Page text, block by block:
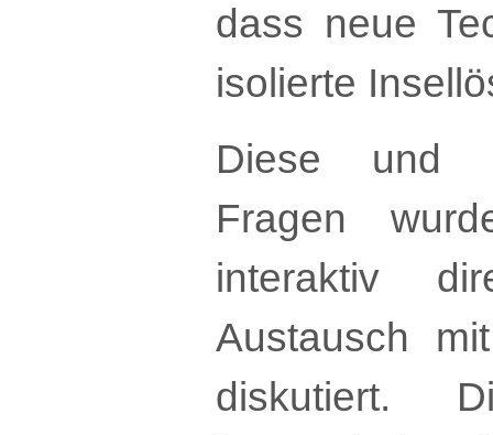
dass neue
isolierte
Diese und
Fragen
interaktiv
Austausch
diskutiert.